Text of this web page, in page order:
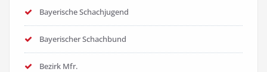
Bayerische Schachjugend
Bayerischer Schachbund
Bezirk Mfr.